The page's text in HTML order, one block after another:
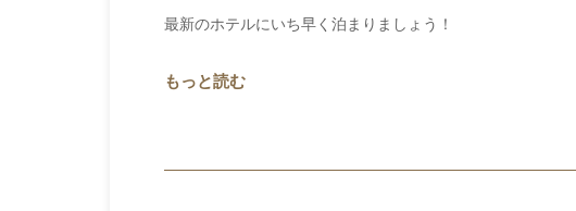
最新のホテルにいち早く泊まりましょう！
もっと読む